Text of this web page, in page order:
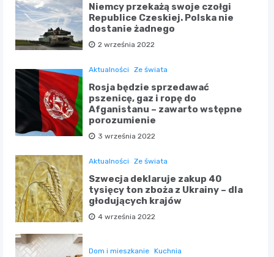
Niemcy przekażą swoje czołgi
Republice Czeskiej. Polska nie
dostanie żadnego
2 września 2022
Aktualności Ze świata
Rosja będzie sprzedawać
pszenicę, gaz i ropę do
Afganistanu – zawarto wstępne
porozumienie
3 września 2022
Aktualności Ze świata
Szwecja deklaruje zakup 40
tysięcy ton zboża z Ukrainy – dla
głodujących krajów
4 września 2022
Dom i mieszkanie Kuchnia